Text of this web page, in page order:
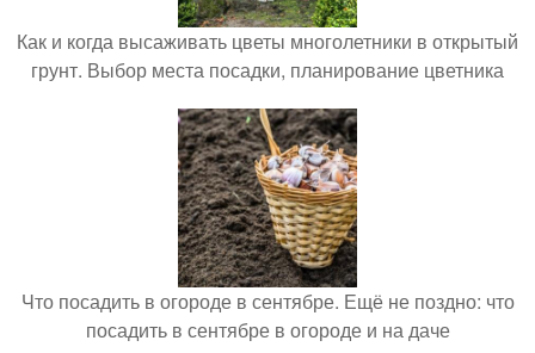
Как и когда высаживать цветы многолетники в открытый
грунт. Выбор места посадки, планирование цветника
Что посадить в огороде в сентябре. Ещё не поздно: что
посадить в сентябре в огороде и на даче